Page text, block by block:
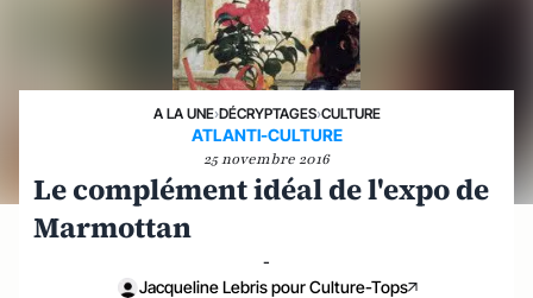
A LA UNE›DÉCRYPTAGES›CULTURE
ATLANTI-CULTURE
25 novembre 2016
Le complément idéal de l'expo de
Marmottan
-
Jacqueline Lebris pour Culture-Tops